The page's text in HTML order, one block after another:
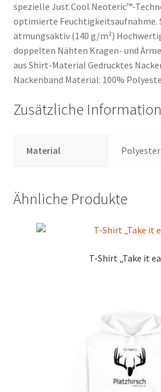
spezielle Just Cool Neoteric™-
optimierte Feuchtigkeitsaufnahme.
atmungsaktiv (140 g/m²)
doppelten Nähten Kragen- und
aus Shirt-Material Gedrucktes
Nackenband Material: 100%
Zusätzliche
Material
Ähnliche Produkte
T-Shirt „Take it